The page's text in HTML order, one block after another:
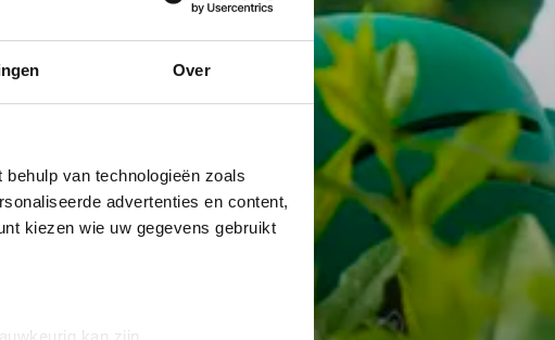
Over
van technologieën zoals
advertenties en content,
kiezen wie uw gegevens gebruikt
kan zijn